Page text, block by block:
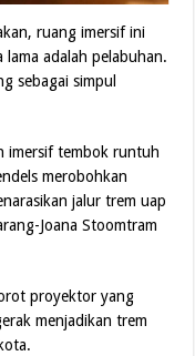
ruang imersif ini
lama adalah pelabuhan.
sebagai simpul
imersif tembok runtuh
merobohkan
jalur trem uap
Joana Stoomtram
proyektor yang
menjadikan trem